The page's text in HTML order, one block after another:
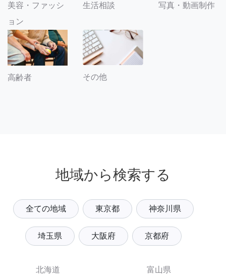
美容・ファッシ
ョン
生活相談 写真・動画制作
高齢者 その他
地域から検索する
全ての地域 東京都 神奈川県
埼玉県 大阪府 京都府
北海道
富山県